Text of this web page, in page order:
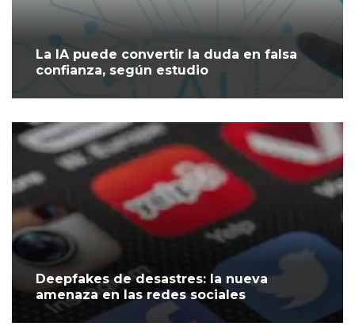
La IA puede convertir la duda en falsa
confianza, según estudio
Deepfakes de desastres: la nueva
amenaza en las redes sociales